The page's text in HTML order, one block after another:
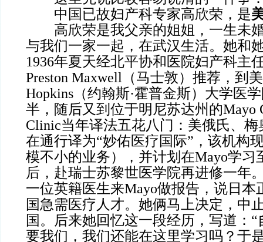
中国已故妇产科专家高欣荣，是
高欣荣是我父亲的姐姐，一生未
与我们一家一起，在武汉生活。她和
1936年夏天经北平协和医院妇产科主
Preston Maxwell（马士敦）推荐，到
Hopkins（约翰斯·霍普金斯）大学医
半，随后又到位于明尼苏达州的Mayo
Clinic当年译法五花八门：美俄氏、
在通行译为“妙佑医疗国际”，该机构
模不小的业务），并计划在Mayo学习
后，赴瑞士苏黎世医学院再进修一年
一位英籍医生来Mayo做报告，说日本
国急需医疗人才。她俩马上决定，中
国。后来她回忆这一段经历，写道：
要我们，我们还能在这里学习吗？于